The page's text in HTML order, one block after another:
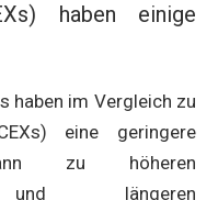
haben einige
haben im Vergleich zu
eine geringere
zu höheren
und längeren